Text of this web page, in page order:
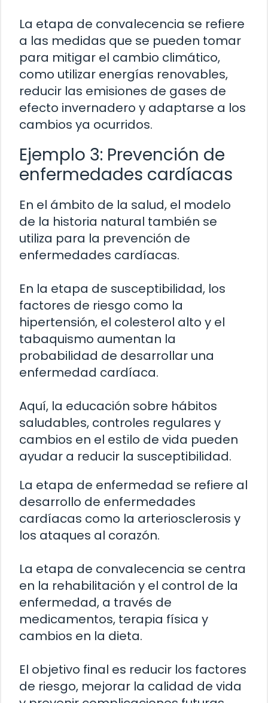
La etapa de convalecencia se refiere
a las medidas que se pueden tomar
para mitigar el cambio climático,
como utilizar energías renovables,
reducir las emisiones de gases de
efecto invernadero y adaptarse a los
cambios ya ocurridos.
Ejemplo 3: Prevención de
enfermedades cardíacas
En el ámbito de la salud, el modelo
de la historia natural también se
utiliza para la prevención de
enfermedades cardíacas.
En la etapa de susceptibilidad, los
factores de riesgo como la
hipertensión, el colesterol alto y el
tabaquismo aumentan la
probabilidad de desarrollar una
enfermedad cardíaca.
Aquí, la educación sobre hábitos
saludables, controles regulares y
cambios en el estilo de vida pueden
ayudar a reducir la susceptibilidad.
La etapa de enfermedad se refiere al
desarrollo de enfermedades
cardíacas como la arteriosclerosis y
los ataques al corazón.
La etapa de convalecencia se centra
en la rehabilitación y el control de la
enfermedad, a través de
medicamentos, terapia física y
cambios en la dieta.
El objetivo final es reducir los factores
de riesgo, mejorar la calidad de vida